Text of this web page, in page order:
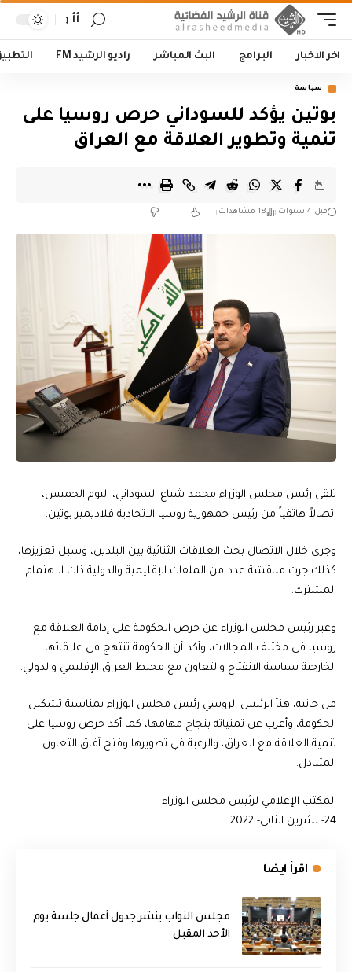
أأ
اخر الاخبار البرامج البث المباشر راديو الرشيد FM
سياسة
بوتين يؤكد للسوداني حرص روسيا على
تنمية وتطوير العلاقة مع العراق
قبل 4 سنوات 18 مشاهدات
تلقى رئيس مجلس الوزراء محمد شياع السوداني، اليوم الخميس،
اتصالاً هاتفياً من رئيس جمهورية روسيا الاتحادية فلاديمير بوتين.
وجرى خلال الاتصال بحث العلاقات الثنائية بين البلدين، وسبل تعزيزها،
كذلك جرت مناقشة عدد من الملفات الإقليمية والدولية ذات الاهتمام
المشترك.
وعبر رئيس مجلس الوزراء عن حرص الحكومة على إدامة العلاقة مع
روسيا في مختلف المجالات، وأكد أن الحكومة تنتهج في علاقاتها
الخارجية سياسة الانفتاح والتعاون مع محيط العراق الإقليمي والدولي.
من جانبه، هنأ الرئيس الروسي رئيس مجلس الوزراء بمناسبة تشكيل
الحكومة، وأعرب عن تمنياته بنجاح مهامها، كما أكد حرص روسيا على
تنمية العلاقة مع العراق، والرغبة في تطويرها وفتح آفاق التعاون
المتبادل.
المكتب الإعلامي لرئيس مجلس الوزراء
24- تشرين الثاني- 2022
اقرأ ايضا
مجلس النواب ينشر جدول أعمال جلسة يوم
الأحد المقبل